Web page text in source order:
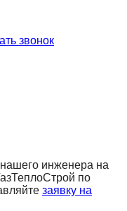
звонок
инженера на
по
заявку на